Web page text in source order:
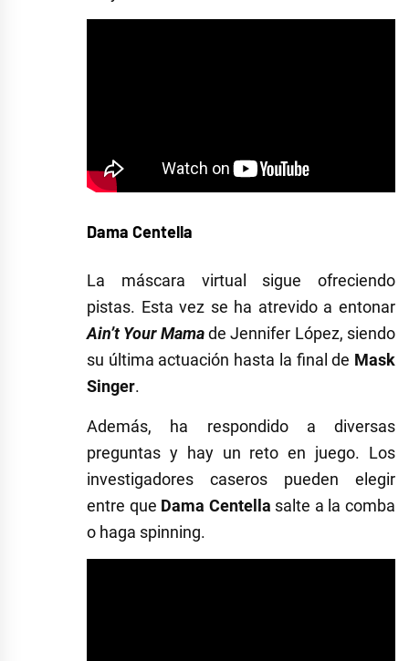
Dama Centella
La máscara virtual sigue ofreciendo
pistas. Esta vez se ha atrevido a entonar
Ain’t Your Mamade Jennifer López, siendo
su última actuación hasta la final de Mask
Singer.
Además, ha respondido a diversas
preguntas y hay un reto en juego. Los
investigadores caseros pueden elegir
entre que Dama Centella salte a la comba
o haga spinning.